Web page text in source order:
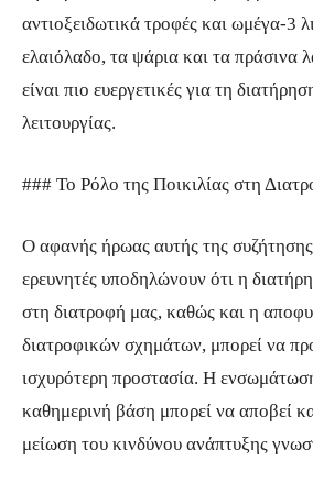
αντιοξειδωτικά τροφές και ωμέγα-3
ελαιόλαδο, τα ψάρια και τα πράσινα
είναι πιο ευεργετικές για τη
λειτουργίας.
### Το Ρόλο της Ποικιλίας στη
Ο αφανής ήρωας αυτής της συζήτησης
ερευνητές υποδηλώνουν ότι η
στη διατροφή μας, καθώς και η
διατροφικών σχημάτων, μπορεί να
ισχυρότερη προστασία. Η
καθημερινή βάση μπορεί να αποβεί
μείωση του κινδύνου ανάπτυξης